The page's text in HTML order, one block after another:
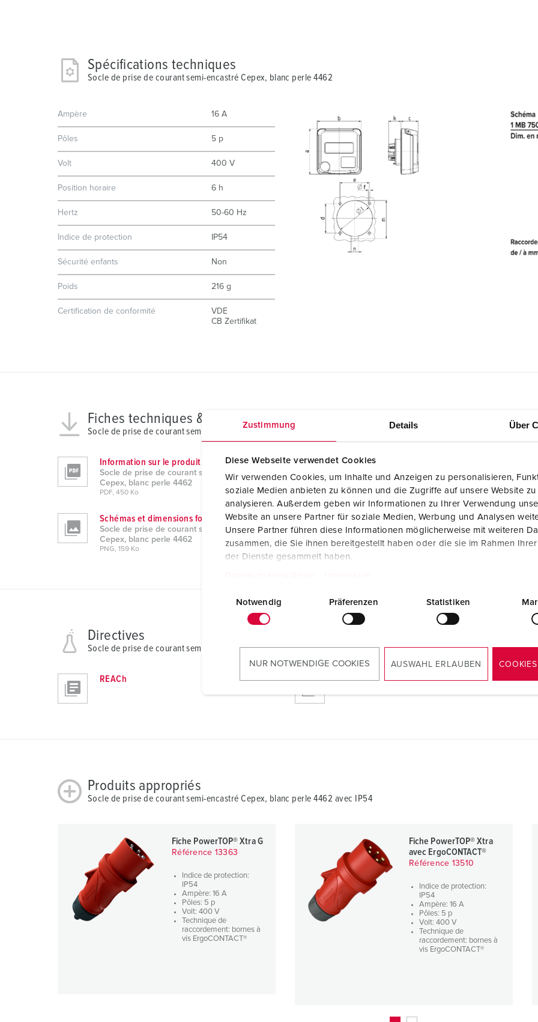
Zustimmung Details Über
Diese Webseite verwendet Cookies
Wir verwenden Cookies, um Inhalte und Anzeigen zu personalisieren,
soziale Medien anbieten zu können und die Zugriffe auf unsere Website zu
analysieren. Außerdem geben wir Informationen zu Ihrer Verwendung
Website an unsere Partner für soziale Medien, Werbung und Analysen
Unsere Partner führen diese Informationen möglicherweise mit weiteren
zusammen, die Sie ihnen bereitgestellt haben oder die sie im Rahmen
der Dienste gesammelt haben.
s
h
Notwendig Präferenzen Statistiken
NUR NOTWENDIGE COOKIES AUSWAHL ERLAUBEN
Spécifications techniques
Socle de prise de courant semi-encastré Cepex, blanc perle 4462
Ampère 16 A
Pôles 5 p
Volt 400 V
Position horaire 6 h
Hertz 50-60 Hz
Indice de protection IP54
Sécurité enfants Non
Poids 216 g
Certification de conformité
VDE
CB Zertifikat
Fiches techniques & téléchargements
Socle de prise de courant semi-encastré Cepex, blanc perle 4462
Information sur le produit
Socle de prise de courant semi-encastré
Cepex, blanc perle 4462
PDF, 450 Ko
Données CAO 3D STP
Socle de prise de courant semi-encastré
Cepex, blanc perle 4462
ZIP, 742 Ko
Schémas et dimensions format portrait
Socle de prise de courant semi-encastré
Cepex, blanc perle 4462
PNG, 159 Ko
Schémas et dimensions format paysage
Socle de prise de courant semi-encastré
Cepex, blanc perle 4462
PNG, 232 Ko
Directives
Socle de prise de courant semi-encastré Cepex, blanc perle 4462
REACh RoHS
Produits appropriés
Socle de prise de courant semi-encastré Cepex, blanc perle 4462 avec IP54
Fiche PowerTOP® Xtra G
Référence 13363
Indice de protection:
IP54
Ampère: 16 A
Pôles: 5 p
Volt: 400 V
Technique de
raccordement: bornes à
vis ErgoCONTACT®
Fiche PowerTOP® Xtra
avec ErgoCONTACT®
Référence 13510
Indice de protection:
IP54
Ampère: 16 A
Pôles: 5 p
Volt: 400 V
Technique de
raccordement: bornes à
vis ErgoCONTACT®